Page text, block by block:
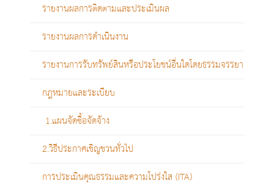
รายงานผลการติดตามและประเมินผล
รายงานผลการดำเนินงาน
รายงานการรับทรัพย์สินหรือประโยชน์อื่นใดโดยธรรมจรรยา
กฎหมายและระเบียบ
1.แผนจัดซื้อจัดจ้าง
2.วิธีประกาศเชิญชวนทั่วไป
การประเมินคุณธรรมและความโปร่งใส (ITA)